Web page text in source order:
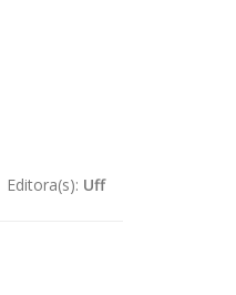
Editora(s): Uff